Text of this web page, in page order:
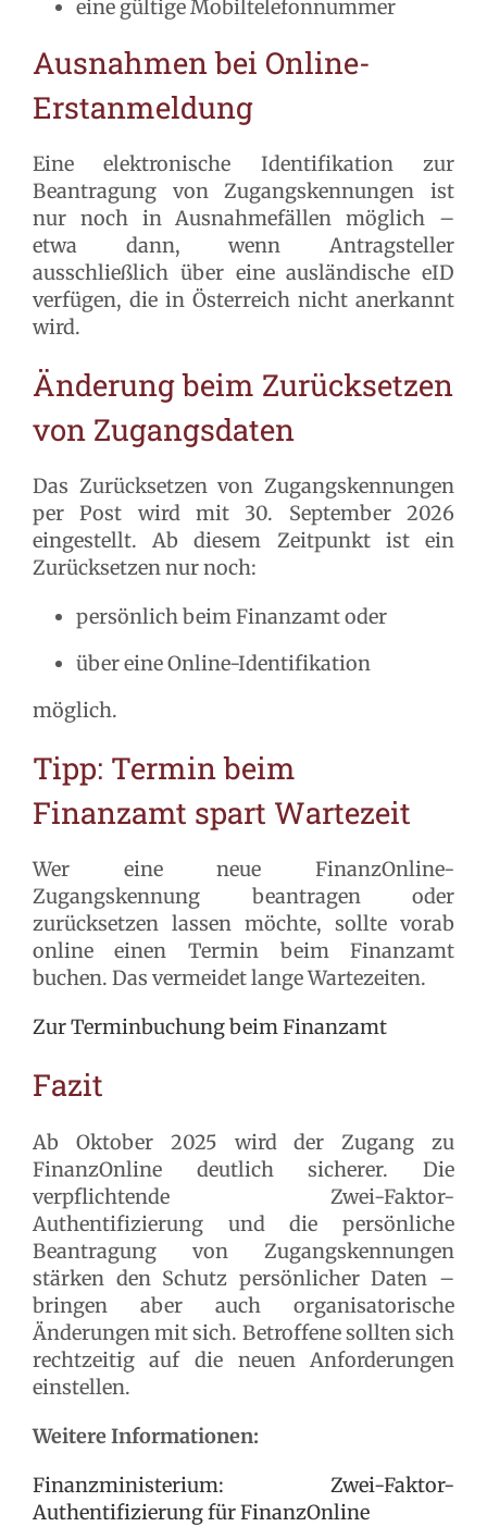
eine gültige Mobiltelefonnummer
Ausnahmen bei Online-
Erstanmeldung
Eine elektronische Identifikation zur
Beantragung von Zugangskennungen ist
nur noch in Ausnahmefällen möglich –
etwa dann, wenn Antragsteller
ausschließlich über eine ausländische eID
verfügen, die in Österreich nicht anerkannt
wird.
Änderung beim Zurücksetzen
von Zugangsdaten
Das Zurücksetzen von Zugangskennungen
per Post wird mit 30. September 2026
eingestellt. Ab diesem Zeitpunkt ist ein
Zurücksetzen nur noch:
persönlich beim Finanzamt oder
über eine Online-Identifikation
möglich.
Tipp: Termin beim
Finanzamt spart Wartezeit
Wer eine neue FinanzOnline-
Zugangskennung beantragen oder
zurücksetzen lassen möchte, sollte vorab
online einen Termin beim Finanzamt
buchen. Das vermeidet lange Wartezeiten.
Zur Terminbuchung beim Finanzamt
Fazit
Ab Oktober 2025 wird der Zugang zu
FinanzOnline deutlich sicherer. Die
verpflichtende Zwei-Faktor-
Authentifizierung und die persönliche
Beantragung von Zugangskennungen
stärken den Schutz persönlicher Daten –
bringen aber auch organisatorische
Änderungen mit sich. Betroffene sollten sich
rechtzeitig auf die neuen Anforderungen
einstellen.
Weitere Informationen:
Finanzministerium: Zwei-Faktor-
Authentifizierung für FinanzOnline